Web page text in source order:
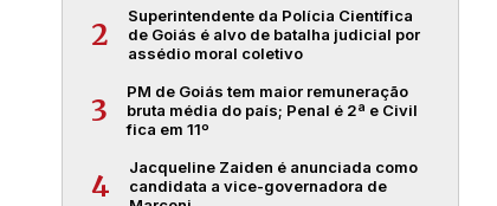
2
Superintendente da Polícia Científica
de Goiás é alvo de batalha judicial por
assédio moral coletivo
3
PM de Goiás tem maior remuneração
bruta média do país; Penal é 2ª e Civil
fica em 11º
4
Jacqueline Zaiden é anunciada como
candidata a vice-governadora de